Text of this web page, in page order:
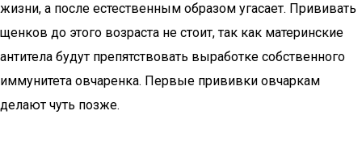
жизни, а после естественным образом угасает. Прививать
щенков до этого возраста не стоит, так как материнские
антитела будут препятствовать выработке собственного
иммунитета овчаренка. Первые прививки овчаркам
делают чуть позже.